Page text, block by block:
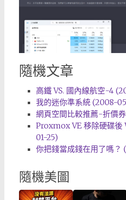
隨機文章
高鐵 VS. 國內線航空-4
我的迷你準系統 (2008-
網頁空間比較推薦-折價
Proxmox VE 移除硬碟後
01-25)
你把錢當成錢在用了嗎？
隨機美圖